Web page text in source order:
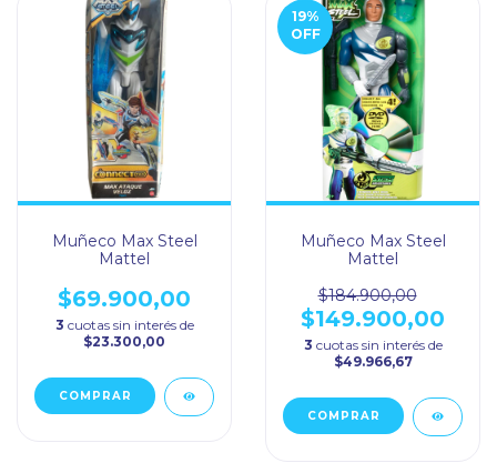
Muñeco Max Steel
Mattel
$69.900,00
3 cuotas sin interés de
$23.300,00
19%
OFF
Muñeco Max Steel
Mattel
$184.900,00
$149.900,00
3 cuotas sin interés de
$49.966,67